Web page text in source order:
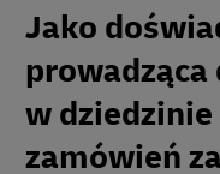
Jako
prowadząca
w
zamówień